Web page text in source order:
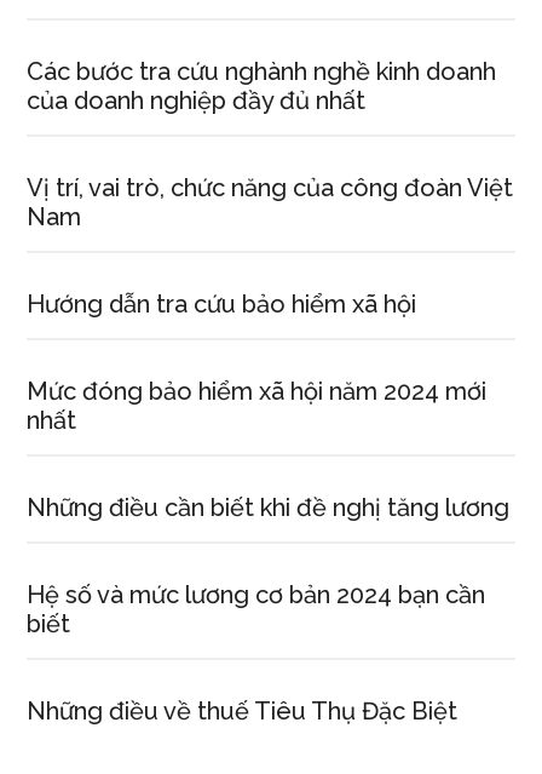
Các bước tra cứu nghành nghề kinh doanh
của doanh nghiệp đầy đủ nhất
Vị trí, vai trò, chức năng của công đoàn Việt
Nam
Hướng dẫn tra cứu bảo hiểm xã hội
Mức đóng bảo hiểm xã hội năm 2024 mới
nhất
Những điều cần biết khi đề nghị tăng lương
Hệ số và mức lương cơ bản 2024 bạn cần
biết
Những điều về thuế Tiêu Thụ Đặc Biệt